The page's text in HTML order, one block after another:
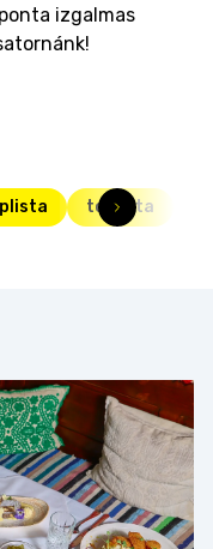
izgalmas
toplista